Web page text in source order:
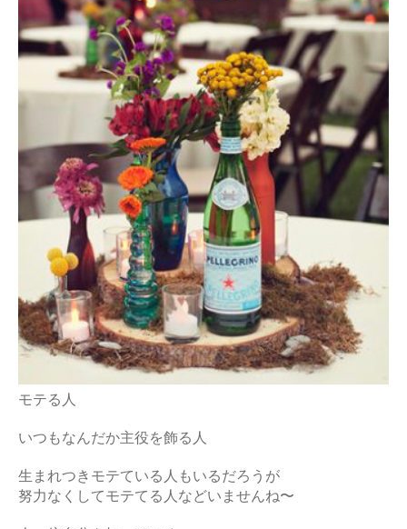
モテる人
いつもなんだか主役を飾る人
生まれつきモテている人もいるだろうが
努力なくしてモテてる人などいませんね〜